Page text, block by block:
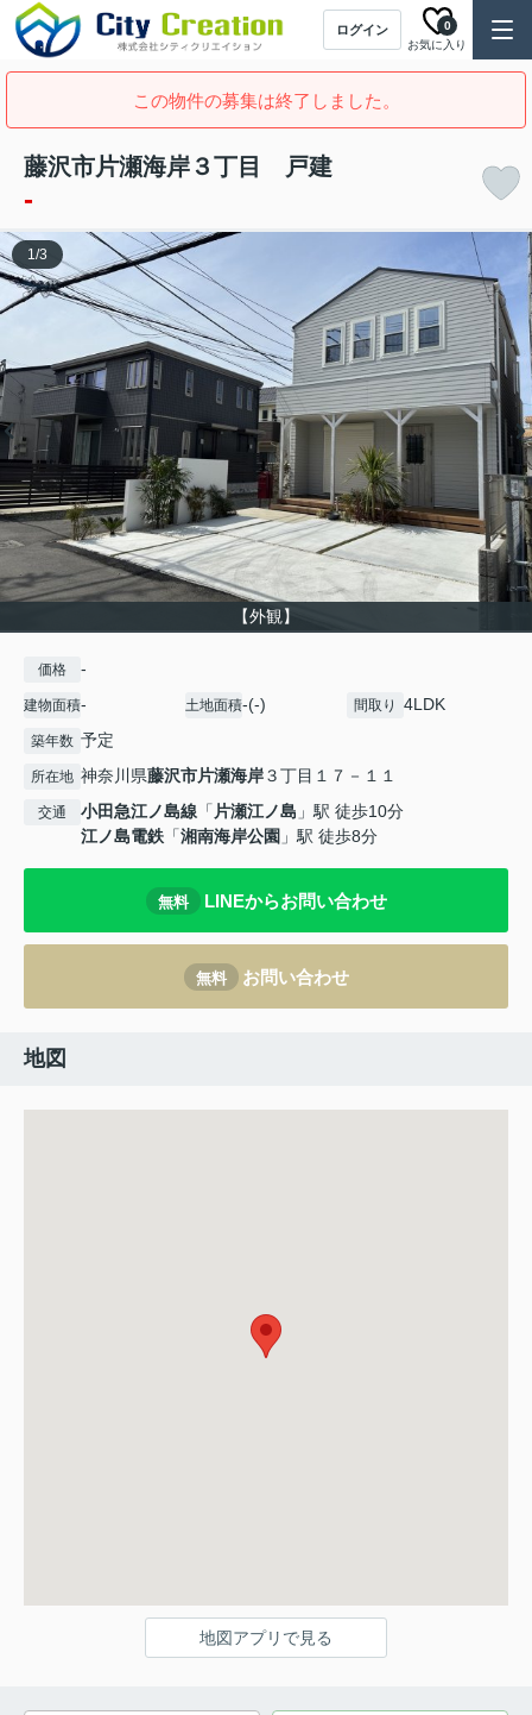
ログイン
お気に入り
0
この物件の募集は終了しました。
藤沢市片瀬海岸３丁目 戸建
-
【外観】
1/3
価格 -
建物面積- 土地面積-(-) 間取り 4LDK
築年数 予定
所在地 神奈川県藤沢市片瀬海岸３丁目１７－１１
交通 小田急江ノ島線 「片瀬江ノ島 」駅 徒歩10分
江ノ島電鉄 「湘南海岸公園 」駅 徒歩8分
無料 LINEからお問い合わせ
無料 お問い合わせ
地図
地図アプリで見る